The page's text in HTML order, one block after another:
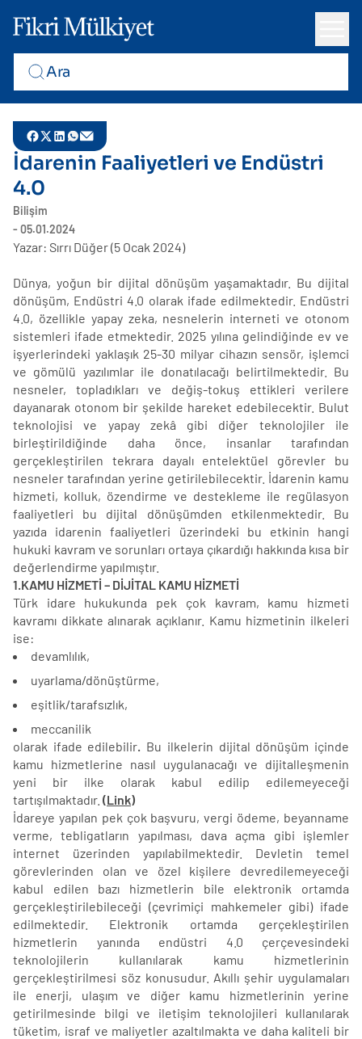
İdarenin Faaliyetleri ve Endüstri
4.0
Bilişim
- 05.01.2024
Yazar: Sırrı Düğer (5 Ocak 2024)
Dünya, yoğun bir dijital dönüşüm yaşamaktadır. Bu dijital
dönüşüm, Endüstri 4.0 olarak ifade edilmektedir. Endüstri
4.0, özellikle yapay zeka, nesnelerin interneti ve otonom
sistemleri ifade etmektedir. 2025 yılına gelindiğinde ev ve
işyerlerindeki yaklaşık 25-30 milyar cihazın sensör, işlemci
ve gömülü yazılımlar ile donatılacağı belirtilmektedir. Bu
nesneler, topladıkları ve değiş-tokuş ettikleri verilere
dayanarak otonom bir şekilde hareket edebilecektir. Bulut
teknolojisi ve yapay zekâ gibi diğer teknolojiler ile
birleştirildiğinde daha önce, insanlar tarafından
gerçekleştirilen tekrara dayalı entelektüel görevler bu
nesneler tarafından yerine getirilebilecektir. İdarenin kamu
hizmeti, kolluk, özendirme ve destekleme ile regülasyon
faaliyetleri bu dijital dönüşümden etkilenmektedir. Bu
yazıda idarenin faaliyetleri üzerindeki bu etkinin hangi
hukuki kavram ve sorunları ortaya çıkardığı hakkında kısa bir
değerlendirme yapılmıştır.
1.KAMU HİZMETİ – DİJİTAL KAMU HİZMETİ
Türk idare hukukunda pek çok kavram, kamu hizmeti
kavramı dikkate alınarak açıklanır. Kamu hizmetinin ilkeleri
ise:
devamlılık,
uyarlama/dönüştürme,
eşitlik/tarafsızlık,
meccanilik
olarak ifade edilebilir. Bu ilkelerin dijital dönüşüm içinde
kamu hizmetlerine nasıl uygulanacağı ve dijitalleşmenin
yeni bir ilke olarak kabul edilip edilemeyeceği
tartışılmaktadır. (Link)
İdareye yapılan pek çok başvuru, vergi ödeme, beyanname
verme, tebligatların yapılması, dava açma gibi işlemler
internet üzerinden yapılabilmektedir. Devletin temel
görevlerinden olan ve özel kişilere devredilemeyeceği
kabul edilen bazı hizmetlerin bile elektronik ortamda
gerçekleştirilebileceği (çevrimiçi mahkemeler gibi) ifade
edilmektedir. Elektronik ortamda gerçekleştirilen
hizmetlerin yanında endüstri 4.0 çerçevesindeki
teknolojilerin kullanılarak kamu hizmetlerinin
gerçekleştirilmesi söz konusudur. Akıllı şehir uygulamaları
ile enerji, ulaşım ve diğer kamu hizmetlerinin yerine
getirilmesinde bilgi ve iletişim teknolojileri kullanılarak
tüketim, israf ve maliyetler azaltılmakta ve daha kaliteli bir